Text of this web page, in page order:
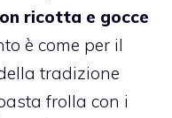
ricotta e gocce
è come per il
tradizione
frolla con i